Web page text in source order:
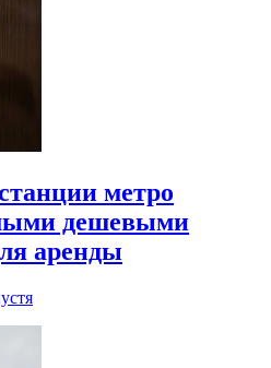
метро
дешевыми
аренды